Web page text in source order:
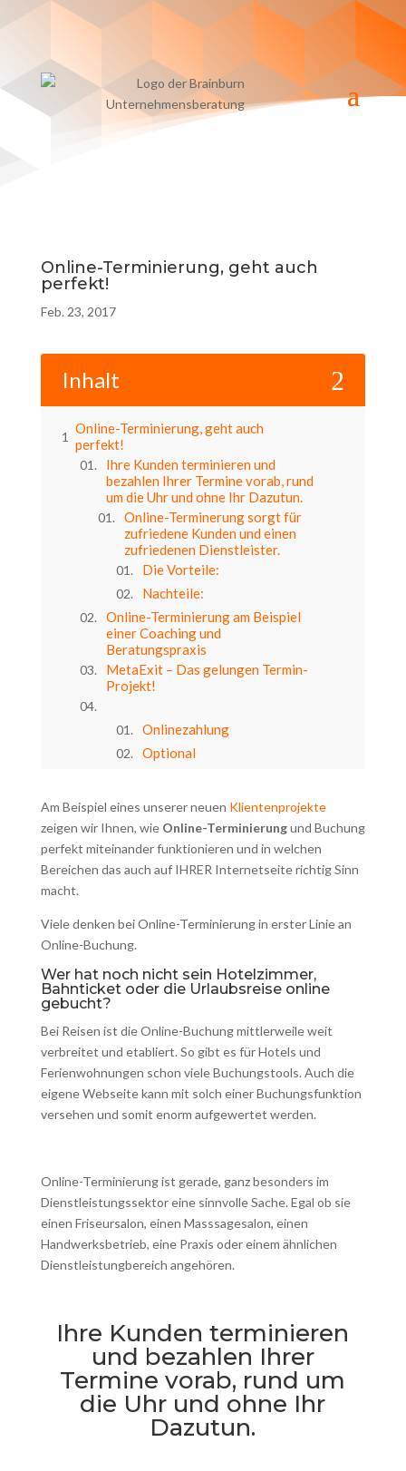
Online-Terminierung, geht auch
perfekt!
Feb. 23, 2017
Inhalt 2
Online-Terminierung, geht auch
perfekt!
Ihre Kunden terminieren und
bezahlen Ihrer Termine vorab, rund
um die Uhr und ohne Ihr Dazutun.
Online-Terminerung sorgt für
zufriedene Kunden und einen
zufriedenen Dienstleister.
Die Vorteile:
Nachteile:
Online-Terminierung am Beispiel
einer Coaching und
Beratungspraxis
MetaExit – Das gelungen Termin-
Projekt!
Onlinezahlung
Optional
Andreas Jantke
0 Kommentare
Einen Kommentar abschicken
Am Beispiel eines unserer neuen Klientenprojekte
zeigen wir Ihnen, wie Online-Terminierungund Buchung
perfekt miteinander funktionieren und in welchen
Bereichen das auch auf IHRER Internetseite richtig Sinn
macht.
Viele denken bei Online-Terminierung in erster Linie an
Online-Buchung.
Wer hat noch nicht sein Hotelzimmer,
Bahnticket oder die Urlaubsreise online
gebucht?
Bei Reisen ist die Online-Buchung mittlerweile weit
verbreitet und etabliert. So gibt es für Hotels und
Ferienwohnungen schon viele Buchungstools. Auch die
eigene Webseite kann mit solch einer Buchungsfunktion
versehen und somit enorm aufgewertet werden.
Online-Terminierung ist gerade, ganz besonders im
Dienstleistungssektor eine sinnvolle Sache. Egal ob sie
einen Friseursalon, einen Masssagesalon, einen
Handwerksbetrieb, eine Praxis oder einem ähnlichen
Dienstleistungbereich angehören.
Ihre Kunden terminieren
und bezahlen Ihrer
Termine vorab, rund um
die Uhr und ohne Ihr
Dazutun.